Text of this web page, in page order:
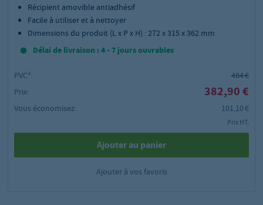
Récipient amovible antiadhésif
Facile à utiliser et à nettoyer
Dimensions du produit (L x P x H) : 272 x 315 x 362 mm
Délai de livraison : 4 - 7 jours ouvrables
PVC²:
484 €
Prix:
382,90 €
Vous économisez: 101,10 €
Prix HT,
Ajouter au panier
Ajouter à vos favoris